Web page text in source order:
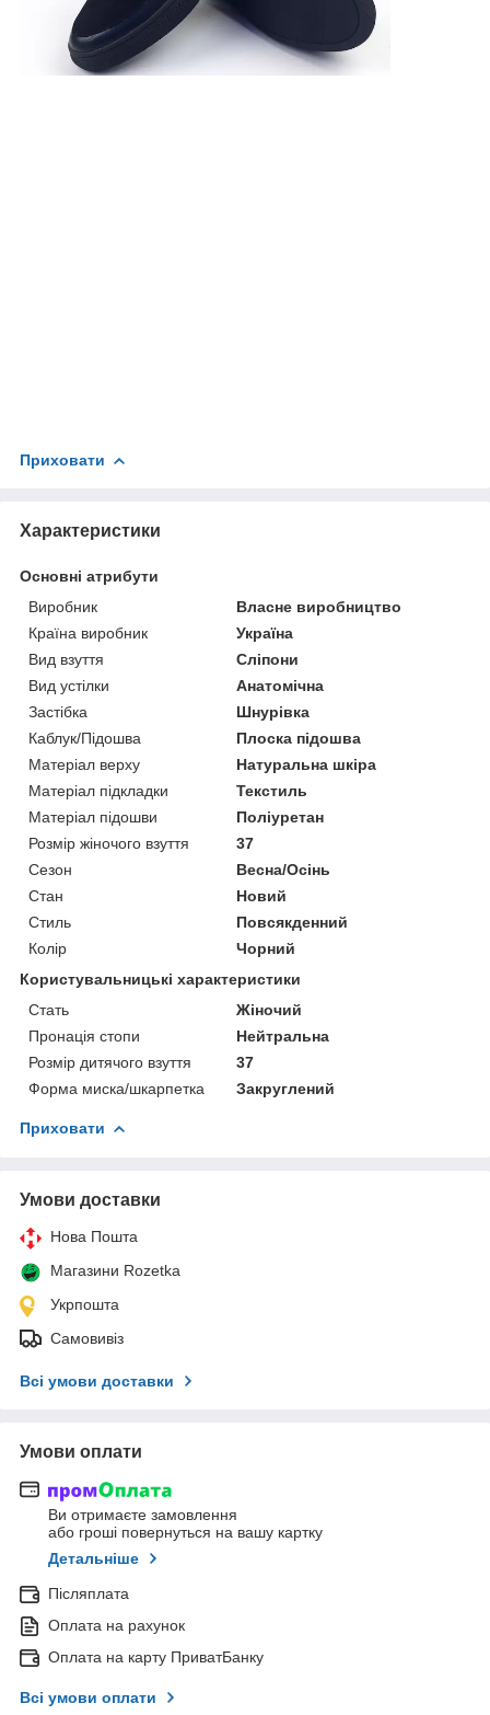
Приховати
Характеристики
Основні атрибути
Виробник
Власне виробництво
Країна виробник
Україна
Вид взуття
Сліпони
Вид устілки
Анатомічна
Застібка
Шнурівка
Каблук/Підошва
Плоска підошва
Матеріал верху
Натуральна шкіра
Матеріал підкладки
Текстиль
Матеріал підошви
Поліуретан
Розмір жіночого взуття
37
Сезон
Весна/Осінь
Стан
Новий
Стиль
Повсякденний
Колір
Чорний
Користувальницькі характеристики
Стать
Жіночий
Пронація стопи
Нейтральна
Розмір дитячого взуття
37
Форма миска/шкарпетка
Закруглений
Приховати
Умови доставки
Нова Пошта
Магазини Rozetka
Укрпошта
Самовивіз
Всі умови доставки
Умови оплати
Ви отримаєте замовлення
або гроші повернуться на вашу картку
Детальніше
Післяплата
Оплата на рахунок
Оплата на карту ПриватБанку
Всі умови оплати